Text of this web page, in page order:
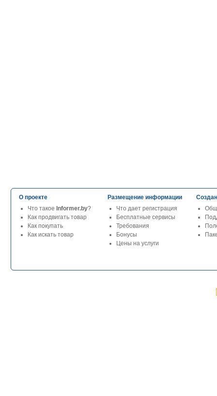
О проекте
Что такое Informer.by?
Как продвигать товар
Как покупать
Как искать товар
Размещение информации
Что дает регистрация
Бесплатные сервисы
Требования
Бонусы
Цены на услуги